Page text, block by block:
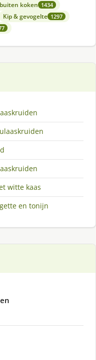
koken 1434
Kip & gevogelte 1297
witte kaas
en tonijn